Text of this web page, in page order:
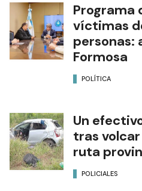
Programa
víctimas
personas:
Formosa
POLÍTICA
Un
tras
ruta
POLICIALES